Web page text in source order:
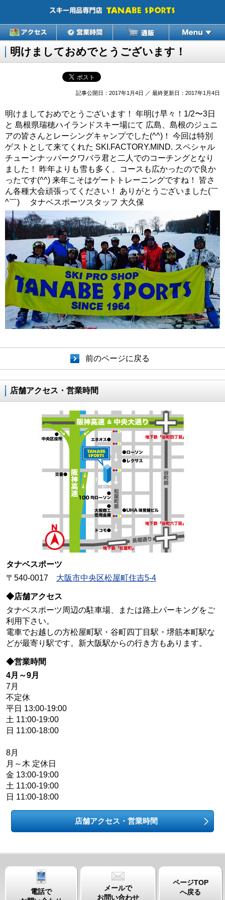
明けましておめでとうございます！
記事公開日：2017年1月4日 ／ 最終更新日：2017年1月4日
明けましておめでとうございます！ 年明け早々！1/2〜3日
と 島根県瑞穂ハイランドスキー場にて 広島、島根のジュニ
アの皆さんとレーシングキャンプでした(^^)！ 今回は特別
ゲストとして来てくれた SKI.FACTORY.MIND. スペシャル
チューンナッパークワバラ君と二人でのコーチングとなり
ました！ 昨年よりも雪も多く、コースも広かったので良か
ったです(^^) 来年こそはゲートトレーニングですね！ 皆さ
ん各種大会頑張ってください！ ありがとうございました(￣
^￣)ゞ タナベスポーツスタッフ 大久保
前のページに戻る
店舗アクセス・営業時間
タナベスポーツ
〒540-0017 大阪市中央区松屋町住吉5-4
◆店舗アクセス
タナベスポーツ周辺の駐車場、または路上パーキングをご
利用下さい。
電車でお越しの方松屋町駅・谷町四丁目駅・堺筋本町駅な
どが最寄り駅です。新大阪駅からの行き方もあります。
◆営業時間
4月～9月
7月
不定休
平日 13:00-19:00
土 11:00-19:00
日 11:00-18:00
8月
月～木 定休日
金 13:00-19:00
土 11:00-19:00
日 11:00-18:00
店舗アクセス・営業時間
電話で
メールで
お問い合わせ
ページTOP
へ戻る